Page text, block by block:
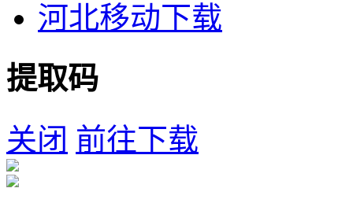
河北移动下载
提取码
关闭 前往下载